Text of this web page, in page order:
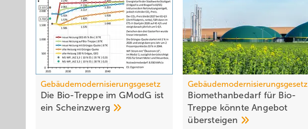
Gebäudemodernisierungsgesetz
Die Bio-Treppe im GModG ist
ein Scheinzwerg
Gebäudemodernisierungsgesetz
Biomethanbedarf für Bio-
Treppe könnte Ange­bot
über­steigen